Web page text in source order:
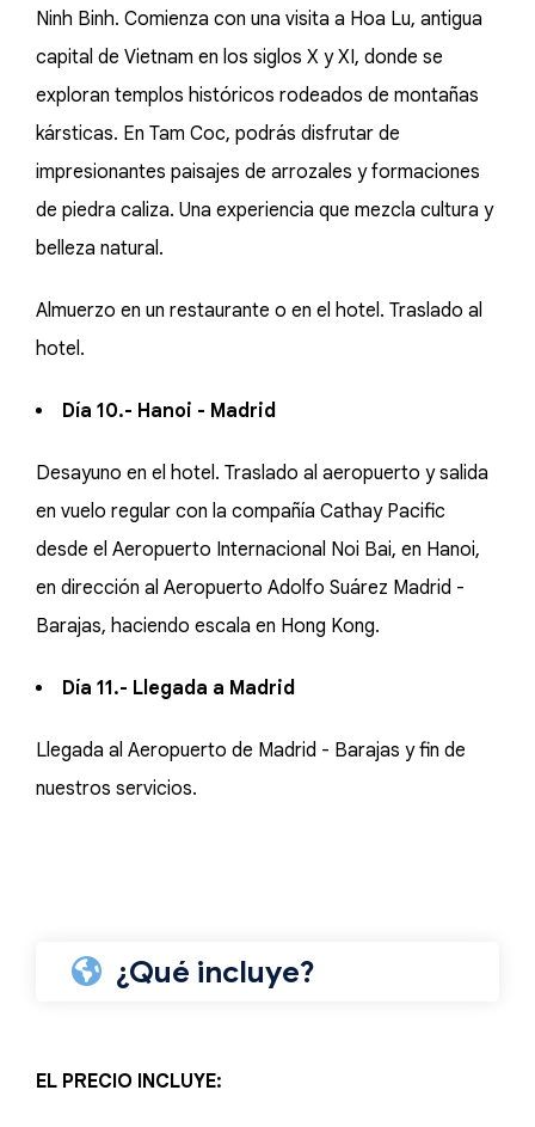
Ninh Binh. Comienza con una visita a Hoa Lu, antigua
capital de Vietnam en los siglos X y XI, donde se
exploran templos históricos rodeados de montañas
kársticas. En Tam Coc, podrás disfrutar de
impresionantes paisajes de arrozales y formaciones
de piedra caliza. Una experiencia que mezcla cultura y
belleza natural.
Almuerzo en un restaurante o en el hotel. Traslado al
hotel.
Día 10.- Hanoi - Madrid
Desayuno en el hotel. Traslado al aeropuerto y salida
en vuelo regular con la compañía Cathay Pacific
desde el Aeropuerto Internacional Noi Bai, en Hanoi,
en dirección al Aeropuerto Adolfo Suárez Madrid -
Barajas, haciendo escala en Hong Kong.
Día 11.- Llegada a Madrid
Llegada al Aeropuerto de Madrid - Barajas y fin de
nuestros servicios.
¿Qué incluye?
EL PRECIO INCLUYE: